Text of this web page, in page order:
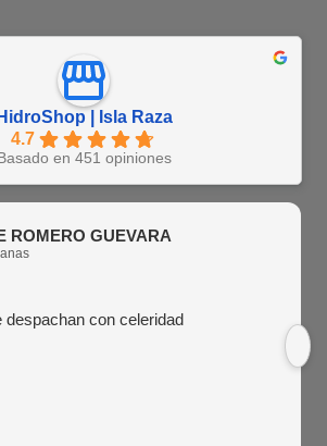
HidroShop | Isla Raza
4.7
Basado en 451 opiniones
ROMERO GUEVARA
despachan con celeridad